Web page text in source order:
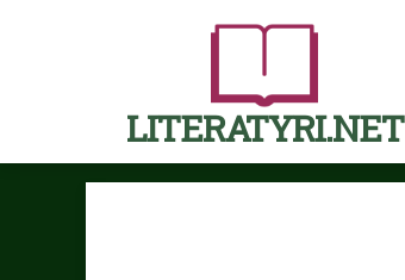
LITERATYRI.NET